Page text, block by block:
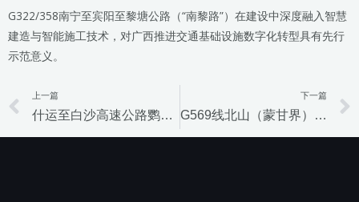
G322/358南宁至宾阳至黎塘公路（“南黎路”）在建设中深度融入智慧
建造与智能施工技术，对广西推进交通基础设施数字化转型具有先行
示范意义。
Prev
上一篇
什运至白沙高速公路鹦哥岭隧道及连接线工程项目
下一篇
G569线北山（蒙甘界）至仙米寺（甘青界）公路民勤至武威段民勤南互通变更项目